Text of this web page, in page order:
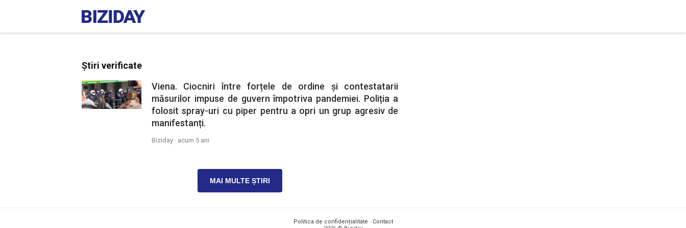
Știri verificate
Viena. Ciocniri între forțele de ordine și contestatarii
măsurilor impuse de guvern împotriva pandemiei. Poliția a
folosit spray-uri cu piper pentru a opri un grup agresiv de
manifestanți.
Biziday · acum 5 ani
MAI MULTE ȘTIRI
Politica de confidențialitate · Contact